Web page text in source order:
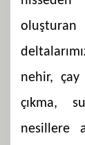
oluşturan
nehir,
çıkma,
nesillere